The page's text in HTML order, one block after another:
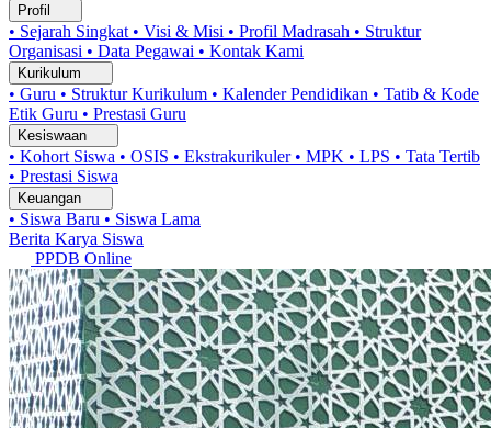
Profil
• Sejarah Singkat • Visi & Misi • Profil Madrasah • Struktur
Organisasi • Data Pegawai • Kontak Kami
Kurikulum
• Guru • Struktur Kurikulum • Kalender Pendidikan • Tatib & Kode
Etik Guru • Prestasi Guru
Kesiswaan
• Kohort Siswa • OSIS • Ekstrakurikuler • MPK • LPS • Tata Tertib
• Prestasi Siswa
Keuangan
• Siswa Baru • Siswa Lama
Berita Karya Siswa
PPDB Online